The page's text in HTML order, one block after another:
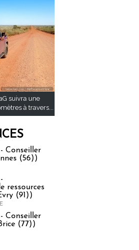
suivra une
à travers...
Conseiller
(56))
ressources
(91))
Conseiller
(77))